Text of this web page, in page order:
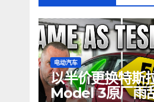
电动汽车
以半价更换特斯
Model 3原厂雨